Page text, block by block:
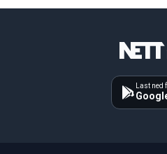
Last ned